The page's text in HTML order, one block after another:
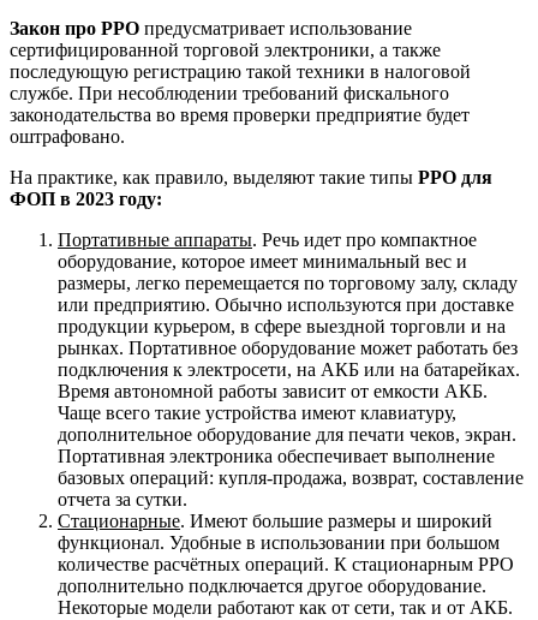
Закон про РРО предусматривает использование
сертифицированной торговой электроники, а также
последующую регистрацию такой техники в налоговой
службе. При несоблюдении требований фискального
законодательства во время проверки предприятие будет
оштрафовано.
На практике, как правило, выделяют такие типы РРО для
ФОП в 2023 году:
Портативные аппараты. Речь идет про компактное
оборудование, которое имеет минимальный вес и
размеры, легко перемещается по торговому залу, складу
или предприятию. Обычно используются при доставке
продукции курьером, в сфере выездной торговли и на
рынках. Портативное оборудование может работать без
подключения к электросети, на АКБ или на батарейках.
Время автономной работы зависит от емкости АКБ.
Чаще всего такие устройства имеют клавиатуру,
дополнительное оборудование для печати чеков, экран.
Портативная электроника обеспечивает выполнение
базовых операций: купля-продажа, возврат, составление
отчета за сутки.
Стационарные. Имеют большие размеры и широкий
функционал. Удобные в использовании при большом
количестве расчётных операций. К стационарным РРО
дополнительно подключается другое оборудование.
Некоторые модели работают как от сети, так и от АКБ.